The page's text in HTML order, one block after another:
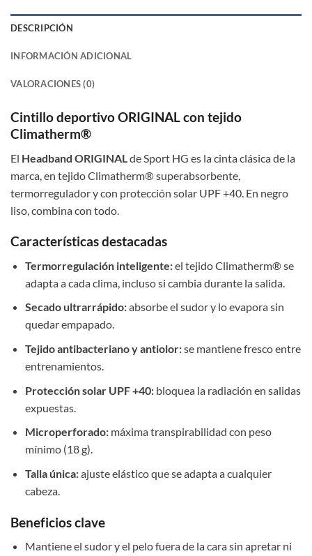
DESCRIPCIÓN
INFORMACIÓN ADICIONAL
VALORACIONES (0)
Cintillo deportivo ORIGINAL con tejido
Climatherm®
El Headband ORIGINAL de Sport HG es la cinta clásica de la
marca, en tejido Climatherm® superabsorbente,
termorregulador y con protección solar UPF +40. En negro
liso, combina con todo.
Características destacadas
Termorregulación inteligente:el tejido Climatherm® se
adapta a cada clima, incluso si cambia durante la salida.
Secado ultrarrápido:absorbe el sudor y lo evapora sin
quedar empapado.
Tejido antibacteriano y antiolor:se mantiene fresco entre
entrenamientos.
Protección solar UPF +40:bloquea la radiación en salidas
expuestas.
Microperforado:máxima transpirabilidad con peso
mínimo (18 g).
Talla única:ajuste elástico que se adapta a cualquier
cabeza.
Beneficios clave
Mantiene el sudor y el pelo fuera de la cara sin apretar ni